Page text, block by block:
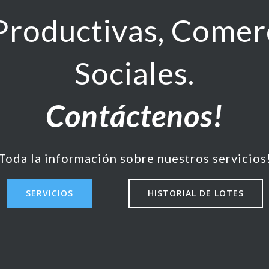
Sociales.
Contáctenos!
la información sobre nuestros
SERVICIOS HISTORIAL DE LOTES